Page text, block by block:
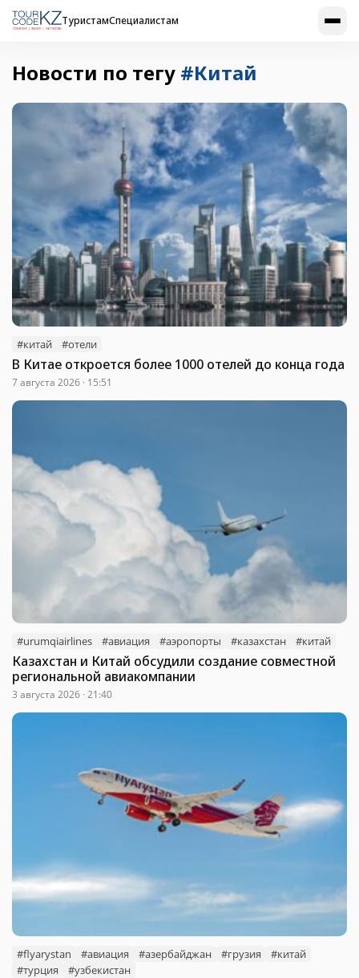
ТуристамСпециалистам
Новости по тегу #Китай
#китай #отели
В Китае откроется более 1000 отелей до конца года
7 августа 2026 · 15:51
#urumqiairlines #авиация #аэропорты #казахстан #китай
Казахстан и Китай обсудили создание совместной
региональной авиакомпании
3 августа 2026 · 21:40
#flyarystan #авиация #азербайджан #грузия
#китай
#турция
#узбекистан